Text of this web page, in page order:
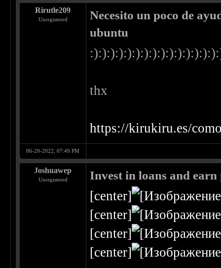
Rirutle209
Unregistered
Necesito un poco de
ubuntu
thx
https://kirukiru.es/
06-20-2022, 07:49 PM
Joshuawep
Unregistered Invest in loans and
[center]
[center]
[center]
[center]